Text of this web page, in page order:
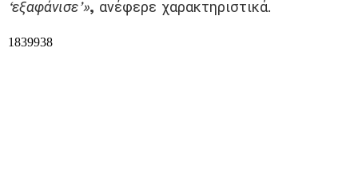
‘εξαφάνισε’», ανέφερε χαρακτηριστικά.